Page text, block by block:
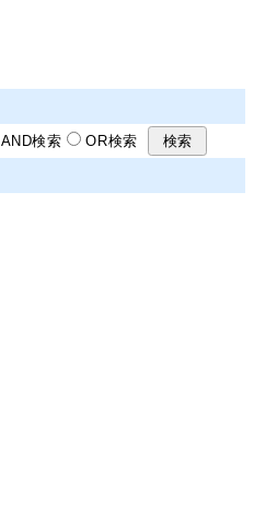
AND検索 OR検索